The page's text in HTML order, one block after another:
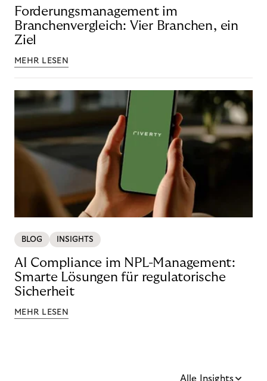
Forderungsmanagement im
Branchenvergleich: Vier Branchen, ein
Ziel
MEHR LESEN
BLOG INSIGHTS
AI Compliance im NPL-Management:
Smarte Lösungen für regulatorische
Sicherheit
MEHR LESEN
Alle Insights